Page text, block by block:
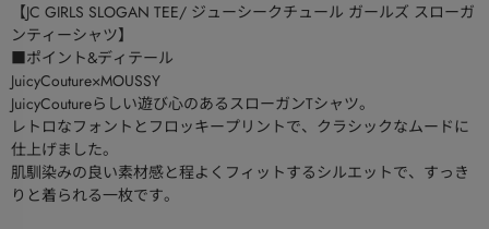
【JC GIRLS SLOGAN TEE/ ジューシークチュール ガールズ スローガ
ンティーシャツ】
■ポイント&ディテール
JuicyCouture×MOUSSY
JuicyCoutureらしい遊び心のあるスローガンTシャツ。
レトロなフォントとフロッキープリントで、クラシックなムードに
仕上げました。
肌馴染みの良い素材感と程よくフィットするシルエットで、すっき
りと着られる一枚です。